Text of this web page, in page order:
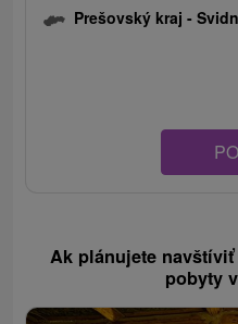
Prešovský kraj -
Ak plánujete
pobyty